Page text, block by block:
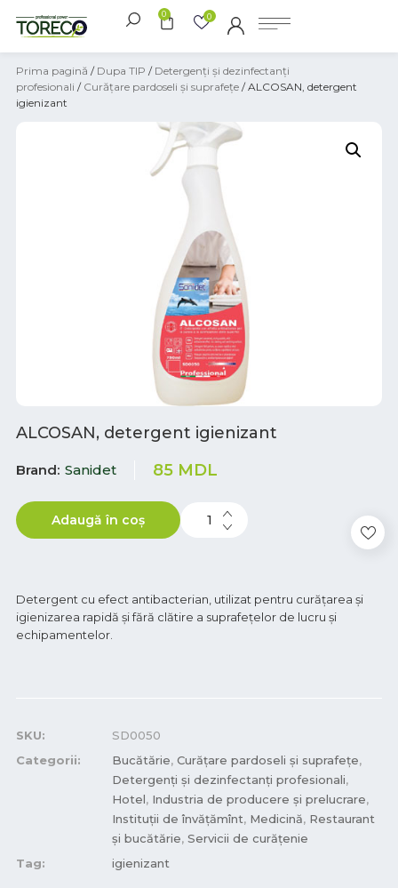
0 0
Prima pagină / Dupa TIP / Detergenți și dezinfectanți
profesionali / Curățare pardoseli și suprafețe / ALCOSAN, detergent
igienizant
ALCOSAN, detergent igienizant
Brand Sanidet 85 MDL
Adaugă în coș
Detergent cu efect antibacterian, utilizat pentru curăţarea şi
igienizarea rapidă și fără clătire a suprafeţelor de lucru și
echipamentelor.
SKU:
SD0050
Categorii:
Bucătărie, Curățare pardoseli și suprafețe,
Detergenți și dezinfectanți profesionali,
Hotel, Industria de producere și prelucrare,
Instituții de învățămînt, Medicină, Restaurant
și bucătărie, Servicii de curățenie
Tag:
igienizant